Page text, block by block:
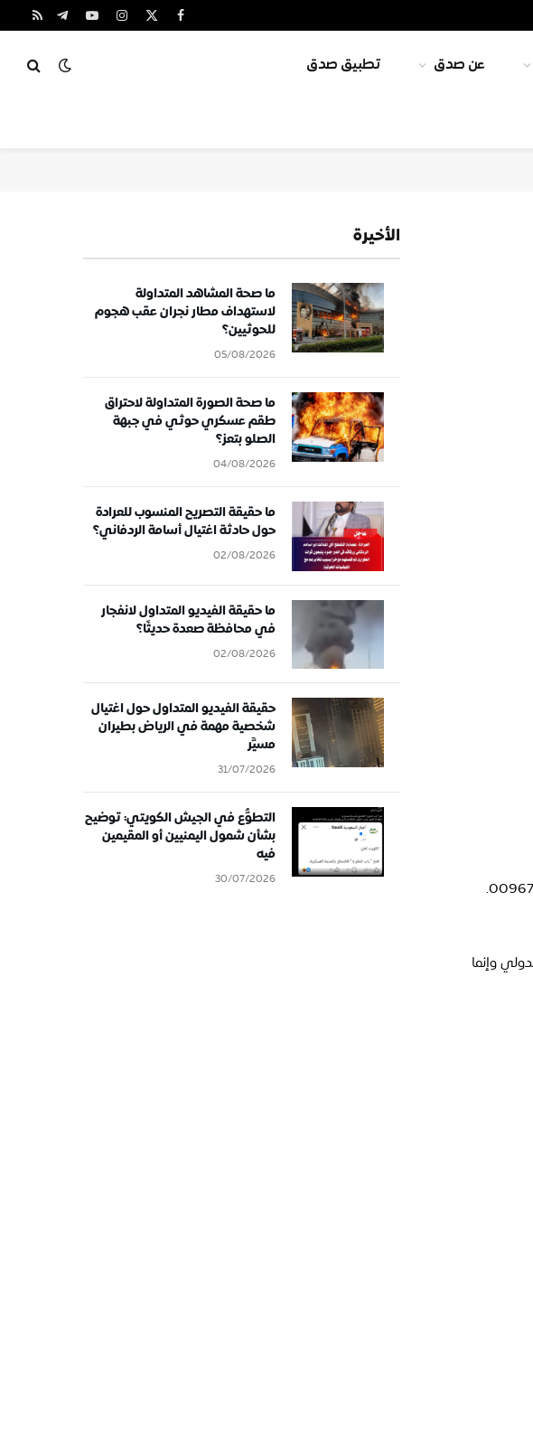
فيسبوك
X
الانستغراميوتيوبتيلقرامRSS
عن صدق تطبيق صدق
الأخيرة
ما صحة المشاهد المتداولة
لاستهداف مطار نجران عقب هجوم
للحوثيين؟
05/08/2026
ما صحة الصورة المتداولة لاحتراق
طقم عسكري حوثي في جبهة
الصلو بتعز؟
04/08/2026
ما حقيقة التصريح المنسوب للعرادة
حول حادثة اغتيال أسامة الردفاني؟
02/08/2026
ما حقيقة الفيديو المتداول لانفجار
في محافظة صعدة حديثًا؟
02/08/2026
حقيقة الفيديو المتداول حول اغتيال
شخصية مهمة في الرياض بطيران
مسيَّر
31/07/2026
التطوُّع في الجيش الكويتي: توضيح
بشأن شمول اليمنيين أو المقيمين
فيه
30/07/2026